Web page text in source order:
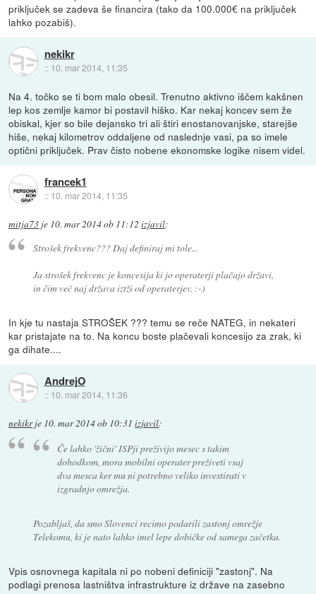
priključek se zadeva še financira (tako da 100.000€ na priključek
lahko pozabiš).
nekikr
:: 10. mar 2014, 11:35
Na 4. točko se ti bom malo obesil. Trenutno aktivno iščem kakšnen
lep kos zemlje kamor bi postavil hiško. Kar nekaj koncev sem že
obiskal, kjer so bile dejansko tri ali štiri enostanovanjske, starejše
hiše, nekaj kilometrov oddaljene od naslednje vasi, pa so imele
optični priključek. Prav čisto nobene ekonomske logike nisem videl.
francek1
:: 10. mar 2014, 11:35
mitja73 je 10. mar 2014 ob 11:12 izjavil:
Strošek frekvenc??? Daj definiraj mi tole...
Ja strošek frekvenc je koncesija ki jo operaterji plačajo državi,
in čim več naj država iztži od operaterjev. :-)
In kje tu nastaja STROŠEK ??? temu se reče NATEG, in nekateri
kar pristajate na to. Na koncu boste plačevali koncesijo za zrak, ki
ga dihate....
AndrejO
:: 10. mar 2014, 11:36
nekikrje 10. mar 2014 ob 10:31 izjavil:
Če lahko 'žični' ISPji preživijo mesec s takim
dohodkom, mora mobilni operater preživeti vsaj
dva mesca ker mu ni potrebno veliko investirati v
izgradnjo omrežja.
Pozabljaš, da smo Slovenci recimo podarili zastonj omrežje
Telekomu, ki je nato lahko imel lepe dobičke od samega začetka.
Vpis osnovnega kapitala ni po nobeni definiciji "zastonj". Na
podlagi prenosa lastništva infrastrukture iz države na zasebno